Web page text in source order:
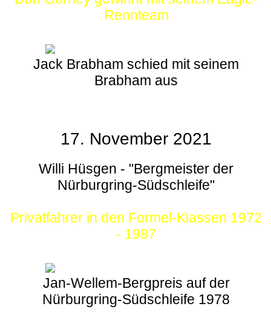
Rennteam
Jack Brabham schied mit seinem
Brabham aus
17. November 2021
Willi Hüsgen - "Bergmeister der
Nürburgring-Südschleife"
Privatfahrer in den Formel-Klassen 1972
- 1987
Jan-Wellem-Bergpreis auf der
Nürburgring-Südschleife 1978